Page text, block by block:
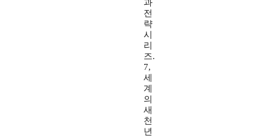
과
전
략
시
리
즈.
7,
세
계
의
새
천
년